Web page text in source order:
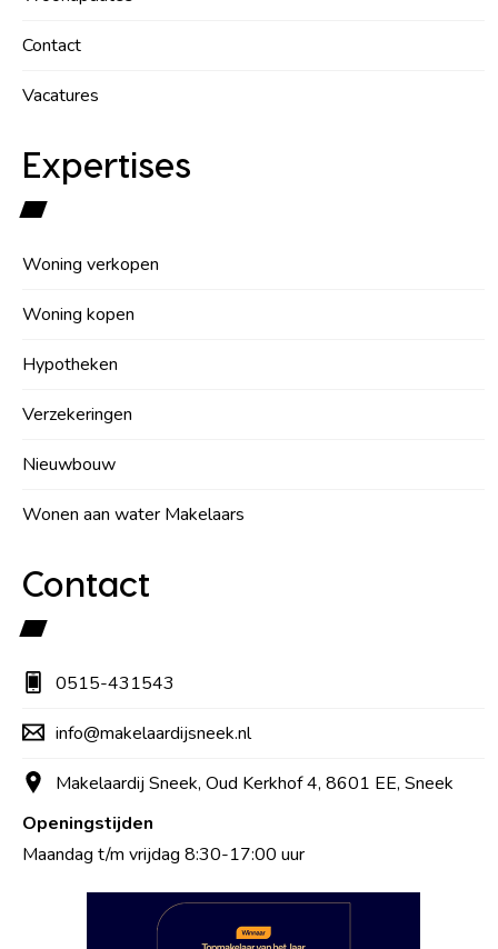
Contact
Vacatures
Expertises
Woning verkopen
Woning kopen
Hypotheken
Verzekeringen
Nieuwbouw
Wonen aan water Makelaars
Contact
0515-431543
info@makelaardijsneek.nl
Makelaardij Sneek, Oud Kerkhof 4, 8601 EE, Sneek
Openingstijden
Maandag t/m vrijdag 8:30-17:00 uur